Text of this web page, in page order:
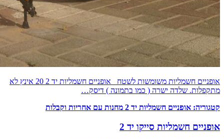
אופניים חשמליות משומשות לשטח אופניים חשמליות יד 2 20 אינץ לא
מתקפלות. שלדה ישרה ( כמו בתמונה ) דיסק…
קטגוריה: אופניים חשמליות יד 2 מחנות עם אחריות וקבלות
אופניים חשמליות סייקו יד 2